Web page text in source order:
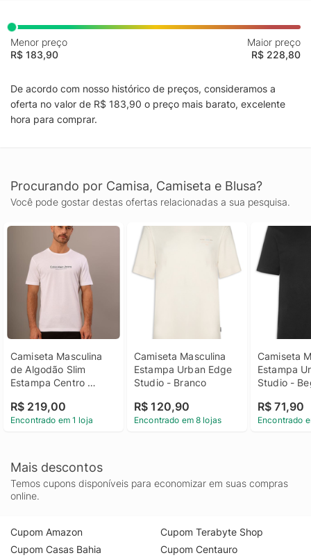
Menor preço
R$ 183,90
Maior preço
R$ 228,80
De acordo com nosso histórico de preços, consideramos a
oferta no valor de R$ 183,90 o preço mais barato, excelente
hora para comprar.
Procurando por Camisa, Camiseta e Blusa?
Você pode gostar destas ofertas relacionadas a sua pesquisa.
Camiseta Masculina
de Algodão Slim
Estampa Centro
Jeans - Branco
Camiseta Masculina
Cidades Calvin Klein
Jeans Branco Ggg
R$ 219,00
Encontrado em 1 loja
Camiseta Masculina
Estampa Urban Edge
Studio - Branco
R$ 120,90
Encontrado em 8 lojas
Camiseta
Estampa
Studio -
R$ 71,90
Encontrado
Mais descontos
Temos cupons disponíveis para economizar em suas compras
online.
Cupom Amazon
Cupom Casas Bahia
Cupom Terabyte Shop
Cupom Centauro